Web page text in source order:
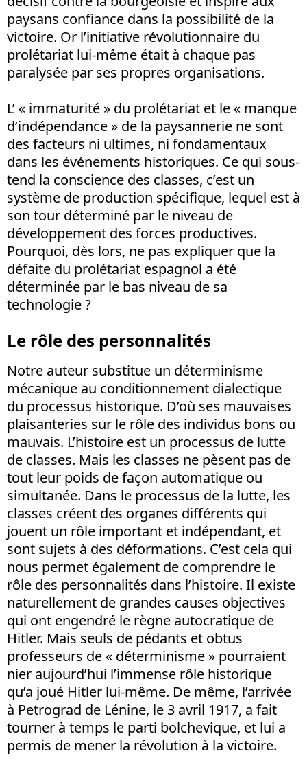
paysans confiance dans la possibilité de la
victoire. Or l’initiative révolutionnaire du
prolétariat lui-même était à chaque pas
paralysée par ses propres organisations.
L’ « immaturité » du prolétariat et le « manque
d’indépendance » de la paysannerie ne sont
des facteurs ni ultimes, ni fondamentaux
dans les événements historiques. Ce qui sous-
tend la conscience des classes, c’est un
système de production spécifique, lequel est à
son tour déterminé par le niveau de
développement des forces productives.
Pourquoi, dès lors, ne pas expliquer que la
défaite du prolétariat espagnol a été
déterminée par le bas niveau de sa
technologie ?
Le rôle des personnalités
Notre auteur substitue un déterminisme
mécanique au conditionnement dialectique
du processus historique. D’où ses mauvaises
plaisanteries sur le rôle des individus bons ou
mauvais. L’histoire est un processus de lutte
de classes. Mais les classes ne pèsent pas de
tout leur poids de façon automatique ou
simultanée. Dans le processus de la lutte, les
classes créent des organes différents qui
jouent un rôle important et indépendant, et
sont sujets à des déformations. C’est cela qui
nous permet également de comprendre le
rôle des personnalités dans l’histoire. Il existe
naturellement de grandes causes objectives
qui ont engendré le règne autocratique de
Hitler. Mais seuls de pédants et obtus
professeurs de « déterminisme » pourraient
nier aujourd’hui l’immense rôle historique
qu’a joué Hitler lui-même. De même, l’arrivée
à Petrograd de Lénine, le 3 avril 1917, a fait
tourner à temps le parti bolchevique, et lui a
permis de mener la révolution à la victoire.